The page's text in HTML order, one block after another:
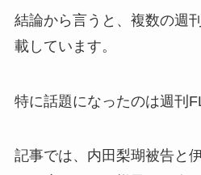
結論から言うと、複数の週
載しています。
特に話題になったのは週刊
記事では、内田梨瑚被告と